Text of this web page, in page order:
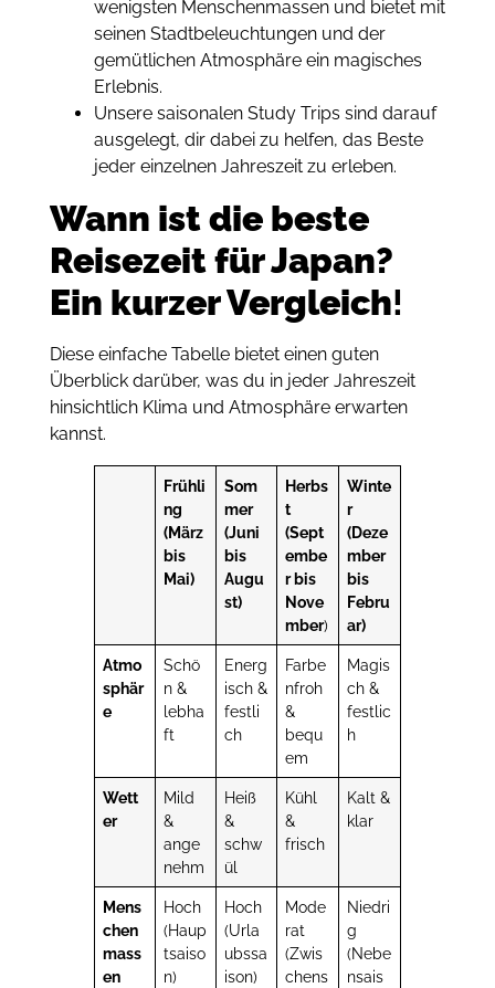
wenigsten Menschenmassen und bietet mit
seinen Stadtbeleuchtungen und der
gemütlichen Atmosphäre ein magisches
Erlebnis.
Unsere saisonalen Study Trips sind darauf
ausgelegt, dir dabei zu helfen, das Beste
jeder einzelnen Jahreszeit zu erleben.
Wann ist die beste
Reisezeit für Japan?
Ein kurzer Vergleich!
Diese einfache Tabelle bietet einen guten
Überblick darüber, was du in jeder Jahreszeit
hinsichtlich Klima und Atmosphäre erwarten
kannst.
Frühli
ng
(März
bis
Mai)
Som
mer
(Juni
bis
Augu
st)
Herbs
t
(Sept
embe
r bis
Nove
mber)
Winte
r
(Deze
mber
bis
Febru
ar)
Atmo
sphär
e
Schö
n &
lebha
ft
Energ
isch &
festli
ch
Farbe
nfroh
&
bequ
em
Magis
ch &
festlic
h
Wett
er
Mild
&
ange
nehm
Heiß
&
schw
ül
Kühl
&
frisch
Kalt &
klar
Mens
chen
mass
en
Hoch
(Haup
tsaiso
n)
Hoch
(Urla
ubssa
ison)
Mode
rat
(Zwis
chens
Niedri
g
(Nebe
nsais